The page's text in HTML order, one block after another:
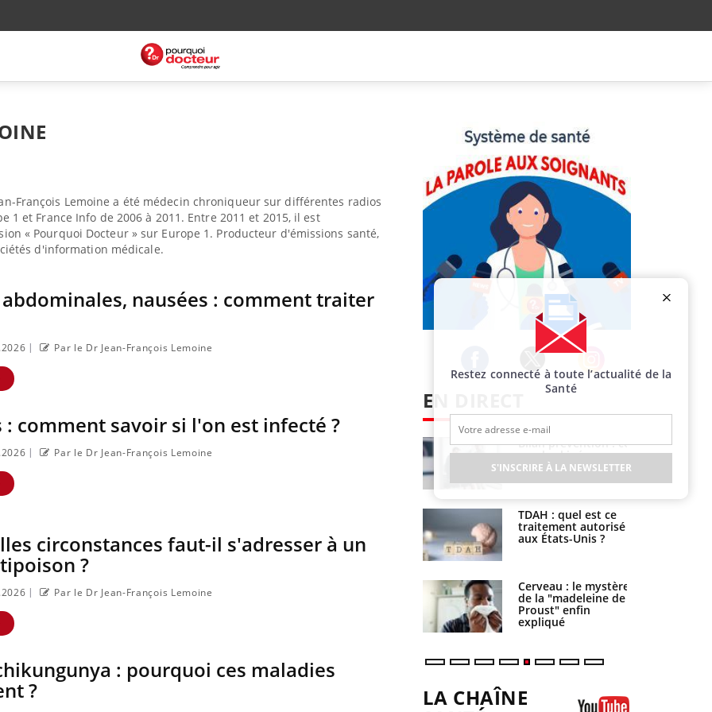
François Lemoine a été médecin chroniqueur sur différentes radios
1 et France Info de 2006 à 2011. Entre 2011 et 2015, il est
« Pourquoi Docteur » sur Europe 1. Producteur d'émissions santé,
d'information médicale.
nausées : comment traiter
| Par le Dr Jean-François Lemoine
: comment savoir si l'on est infecté ?
| Par le Dr Jean-François Lemoine
circonstances faut-il s'adresser à un
?
| Par le Dr Jean-François Lemoine
: pourquoi ces maladies
?
Facebook Twitter Instagram
EN DIRECT
il à l'apprentissage
elle reste dans le
coma pendant 42
Mordue par un
barracuda, une
nouvelle arme
contre les réactions
Bilan prévention : ce
que les kinés
pourront bientôt
TDAH : quel est ce
traitement autorisé
aux États-Unis ?
Cerveau : le mystère
de la "madeleine de
Proust" enfin
expliqué
Restez connecté à toute l’actualité de la
Santé
S'INSCRIRE À LA NEWSLETTER